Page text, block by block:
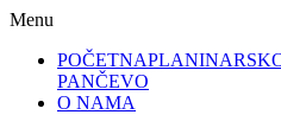
Menu
POČETNA
PANČEVO
O NAMA